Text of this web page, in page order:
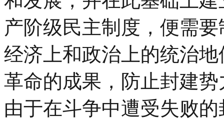
产阶级民主制度，便需
经济上和政治上的统治
革命的成果，防止封建
由于在斗争中遭受失败